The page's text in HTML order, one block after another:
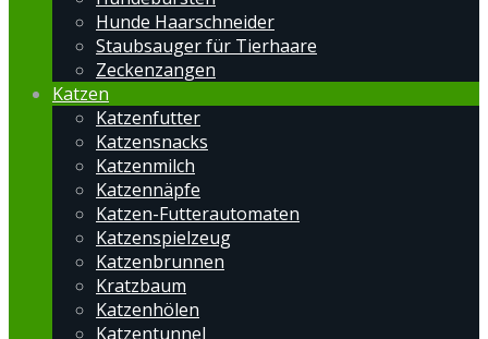
Hunde Haarschneider
Staubsauger für Tierhaare
Zeckenzangen
Katzen
Katzenfutter
Katzensnacks
Katzenmilch
Katzennäpfe
Katzen-Futterautomaten
Katzenspielzeug
Katzenbrunnen
Kratzbaum
Katzenhölen
Katzentunnel